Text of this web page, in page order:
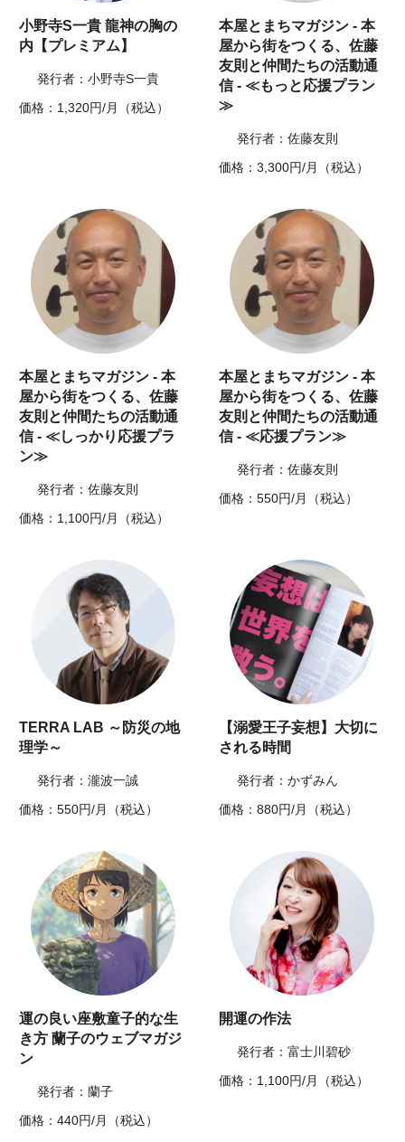
小野寺S一貴 龍神の胸の
内【プレミアム】
発行者：小野寺S一貴
価格：1,320円/月（税込）
本屋とまちマガジン - 本
屋から街をつくる、佐藤
友則と仲間たちの活動通
信 - ≪もっと応援プラン
≫
発行者：佐藤友則
価格：3,300円/月（税込）
本屋とまちマガジン - 本
屋から街をつくる、佐藤
友則と仲間たちの活動通
信 - ≪しっかり応援プラ
ン≫
発行者：佐藤友則
価格：1,100円/月（税込）
本屋とまちマガジン - 本
屋から街をつくる、佐藤
友則と仲間たちの活動通
信 - ≪応援プラン≫
発行者：佐藤友則
価格：550円/月（税込）
TERRA LAB ～防災の地
理学～
発行者：瀧波一誠
価格：550円/月（税込）
【溺愛王子妄想】大切に
される時間
発行者：かずみん
価格：880円/月（税込）
運の良い座敷童子的な生
き方 蘭子のウェブマガジ
ン
発行者：蘭子
価格：440円/月（税込）
開運の作法
発行者：富士川碧砂
価格：1,100円/月（税込）